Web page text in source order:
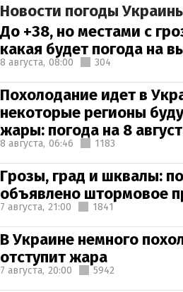
Новости погоды
До +38, но местами с
какая будет погода на
8 августа, 08:00 304
Похолодание идет в
некоторые регионы
жары: погода на 8
8 августа, 06:46 1183
Грозы, град и шквалы:
объявлено штормовое
7 августа, 21:00 1841
В Украине немного
отступит жара
7 августа, 20:00 5942